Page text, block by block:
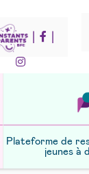
Plateforme de
jeunes à